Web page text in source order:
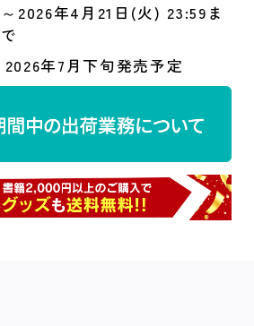
～2026年4月21日(火) 23:59ま
で
2026年7月下旬発売予定